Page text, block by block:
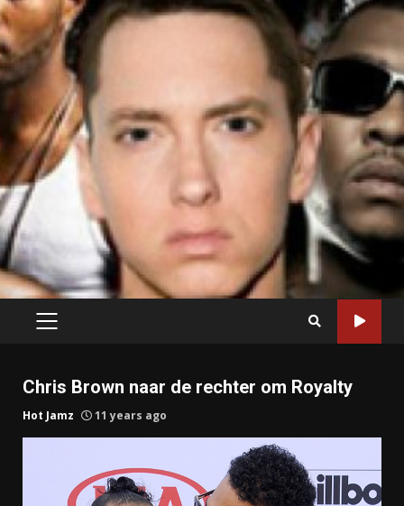
PRIMARY
Chris Brown naar de rechter om Royalty
Hot Jamz 11 years ago